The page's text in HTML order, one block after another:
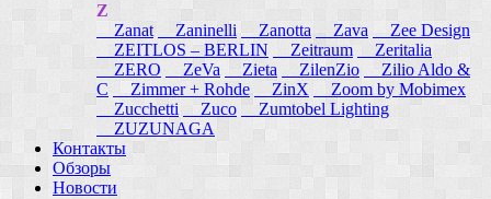
Z
Zanat
Zaninelli Zanotta Zava
Zee Design
ZEITLOS – BERLIN
Zeitraum
Zeritalia
ZERO
ZeVa Zieta ZilenZio
Zilio Aldo &
C
Zimmer + Rohde ZinX
Zoom by Mobimex
Zucchetti
Zuco
Zumtobel Lighting
ZUZUNAGA
Контакты
Обзоры
Новости